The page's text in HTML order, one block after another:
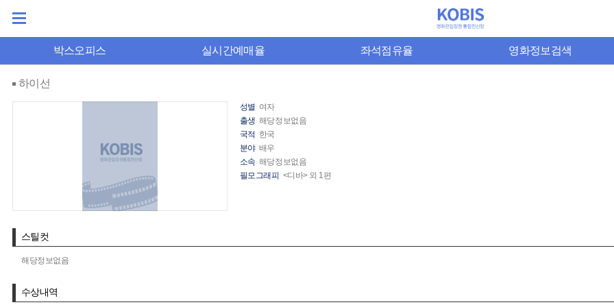
박스오피스 실시간예매율 좌석점유율 영화정보검색
하이선
성별 여자
출생 해당정보없음
국적 한국
분야 배우
소속 해당정보없음
필모그래피 <디바> 외 1편
스틸컷
해당정보없음
수상내역